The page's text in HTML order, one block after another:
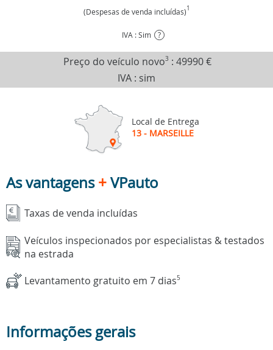
(Despesas de venda incluídas)1
IVA : Sim ?
Preço do veículo novo3 : 49990 €
IVA : sim
Local de Entrega
13 - MARSEILLE
As vantagens+VPauto
Taxas de venda incluídas
Veículos inspecionados por especialistas & testados
na estrada
Levantamento gratuito em 7 dias5
Informações gerais